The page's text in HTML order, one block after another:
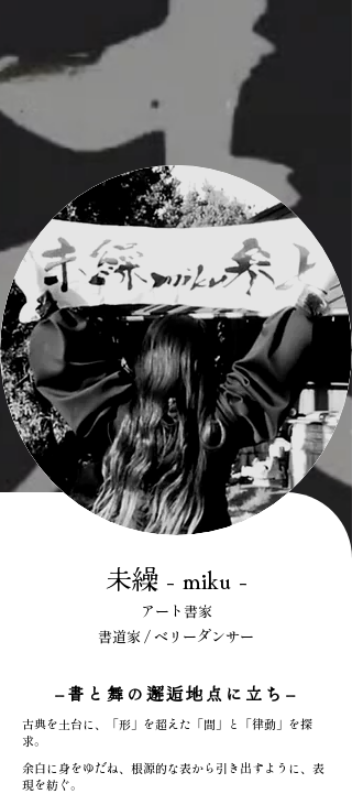
未繰 - miku -
アート書家
書道家 / ベリーダンサー
−書と舞の邂逅地点に立ち−
古典を土台に、「形」を超えた「間」と「律動」を探
求。
余白に身をゆだね、根源的な表から引き出すように、表
現を紡ぐ。